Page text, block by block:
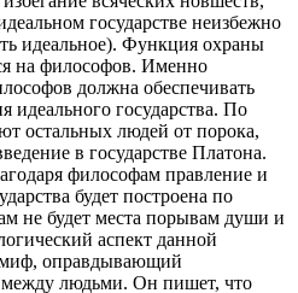
государстве неизбежно
идеальное). Функция охраны
на философов. Именно
должна обеспечивать
идеального государства. По
остальных людей от порока,
в государстве Платона.
философам правление и
будет построена по
не будет места порывам души и
аспект данной
оправдывающий
между людьми. Он пишет, что